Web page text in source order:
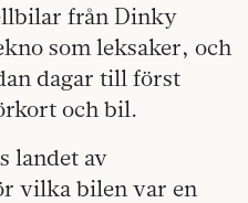
från Dinky
som leksaker, och
dagar till först
och bil.
landet av
vilka bilen var en